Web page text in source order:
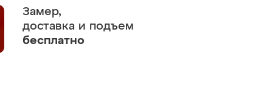
Замер,
доставка и подъем
бесплатно